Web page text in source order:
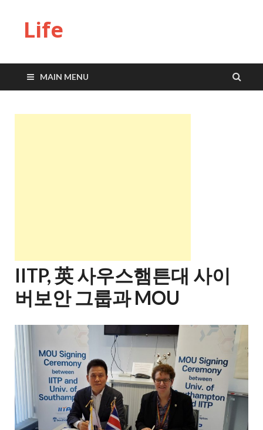
Life
MAIN MENU
IITP, 英 사우스햄튼대 사이
버보안 그룹과 MOU